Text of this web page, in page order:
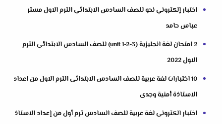
اختبار إلكتروني نحو للصف السادس الابتدائي الترم الاول مستر
عباس حامد
2 امتحان لغة انجليزية (unit 1-2-3) للصف السادس الابتدائى الترم
الاول 2022
10 اختبارات لغة عربية للصف السادس الابتدائى الترم الاول من اعداد
الاستاذة أمنية وجدى
اختبار الكترونى لغة عربية للصف السادس ترم أول من إعداد الاستاذ